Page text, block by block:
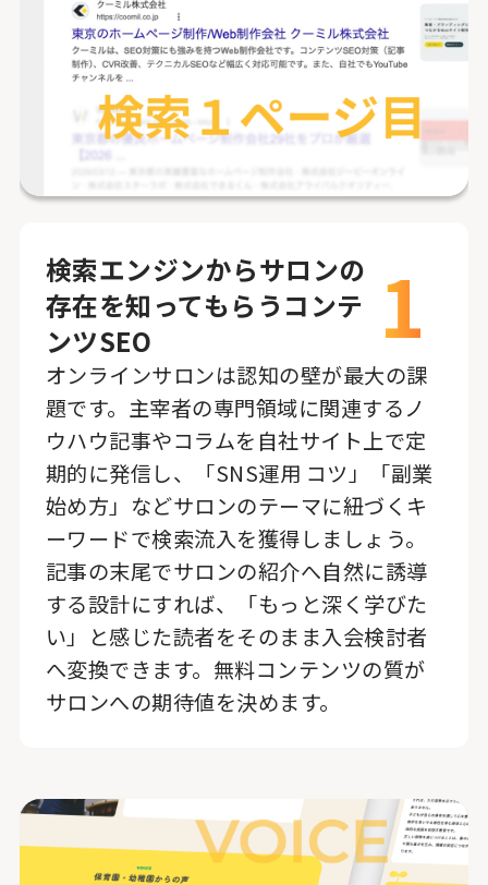
検索エンジンからサロンの
存在を知ってもらうコンテ
ンツSEO
1
オンラインサロンは認知の壁が最大の課
題です。主宰者の専門領域に関連するノ
ウハウ記事やコラムを自社サイト上で定
期的に発信し、「SNS運用 コツ」「副業
始め方」などサロンのテーマに紐づくキ
ーワードで検索流入を獲得しましょう。
記事の末尾でサロンの紹介へ自然に誘導
する設計にすれば、「もっと深く学びた
い」と感じた読者をそのまま入会検討者
へ変換できます。無料コンテンツの質が
サロンへの期待値を決めます。